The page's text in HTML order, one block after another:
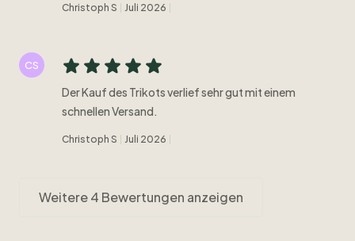
Christoph S Juli 2026
CS
Der Kauf des Trikots verlief sehr gut mit einem
schnellen Versand.
Christoph S Juli 2026
Weitere 4 Bewertungen anzeigen